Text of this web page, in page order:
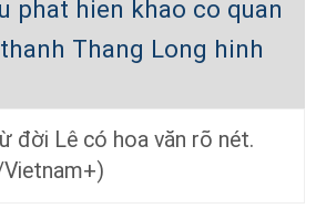
đời Lê có hoa văn rõ nét.